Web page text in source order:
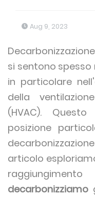
Aug 9, 2023
si sentono
in particolare
della
(HVAC).
posizione
articolo
decarbonizziamo